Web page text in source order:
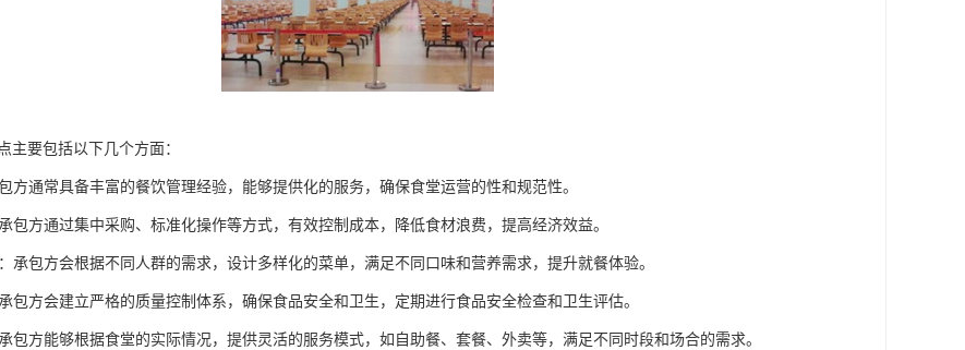
主要包括以下几个方面：
方通常具备丰富的餐饮管理经验，能够提供化的服务，确保食堂运营的性和规范性。
包方通过集中采购、标准化操作等方式，有效控制成本，降低食材浪费，提高经济效益。
承包方会根据不同人群的需求，设计多样化的菜单，满足不同口味和营养需求，提升就餐体验。
包方会建立严格的质量控制体系，确保食品安全和卫生，定期进行食品安全检查和卫生评估。
包方能够根据食堂的实际情况，提供灵活的服务模式，如自助餐、套餐、外卖等，满足不同时段和场合的需求。